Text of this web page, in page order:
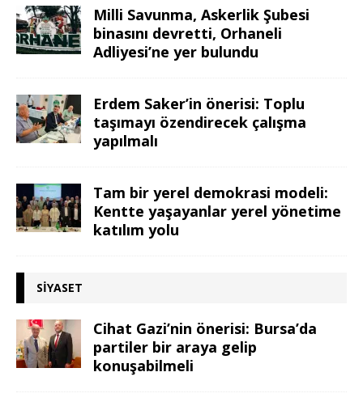
Milli Savunma, Askerlik Şubesi
binasını devretti, Orhaneli
Adliyesi’ne yer bulundu
Erdem Saker’in önerisi: Toplu
taşımayı özendirecek çalışma
yapılmalı
Tam bir yerel demokrasi modeli:
Kentte yaşayanlar yerel yönetime
katılım yolu
SIYASET
Cihat Gazi’nin önerisi: Bursa’da
partiler bir araya gelip
konuşabilmeli